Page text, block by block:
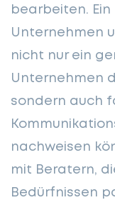
bearbeiten.
Unternehmen
nicht nur ein
Unternehmen
sondern auch
nachweisen
mit Beratern,
Bedürfnissen